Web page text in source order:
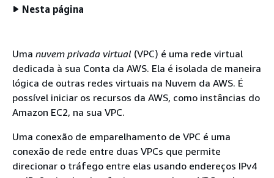
Nesta página
Uma nuvem privada virtual (VPC) é uma rede virtual
dedicada à sua Conta da AWS. Ela é isolada de maneira
lógica de outras redes virtuais na Nuvem da AWS. É
possível iniciar os recursos da AWS, como instâncias do
Amazon EC2, na sua VPC.
Uma conexão de emparelhamento de VPC é uma
conexão de rede entre duas VPCs que permite
direcionar o tráfego entre elas usando endereços IPv4